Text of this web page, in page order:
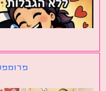
פרומפט